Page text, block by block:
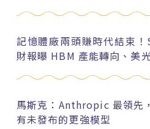
記憶體廠兩頭賺時代結束！
財報曝 HBM 產能轉向、美
馬斯克：Anthropic 最領先
有未發布的更強模型